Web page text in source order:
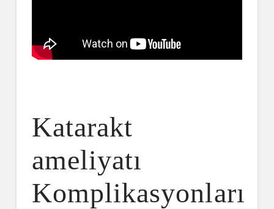
Katarakt
ameliyatı
Komplikasyonları